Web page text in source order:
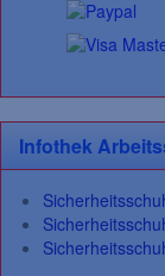
Infothek